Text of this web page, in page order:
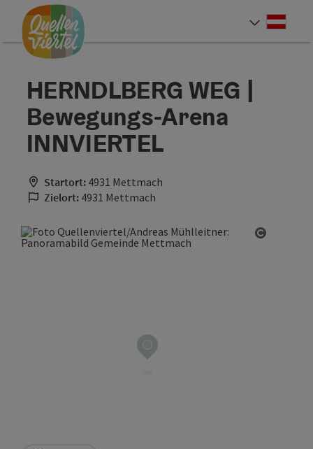
Zum Inhalt
Zur Navigation
Zum Seitenanfang
HERNDLBERG WEG |
Bewegungs-Arena
INNVIERTEL
Startort: 4931 Mettmach
Zielort: 4931 Mettmach